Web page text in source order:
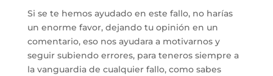
Si se te hemos ayudado en este fallo, no harías
un enorme favor, dejando tu opinión en un
comentario, eso nos ayudara a motivarnos y
seguir subiendo errores, para teneros siempre a
la vanguardia de cualquier fallo, como sabes